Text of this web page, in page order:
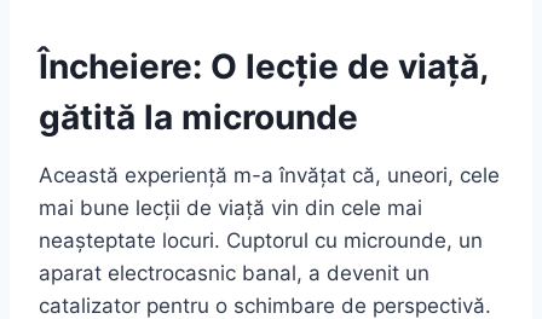
Încheiere: O lecție de viață,
gătită la microunde
Această experiență m-a învățat că, uneori, cele
mai bune lecții de viață vin din cele mai
neașteptate locuri. Cuptorul cu microunde, un
aparat electrocasnic banal, a devenit un
catalizator pentru o schimbare de perspectivă.